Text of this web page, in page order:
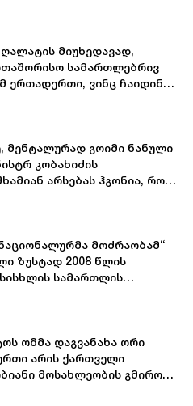
მიუხედავად,
სამართლებრივ
ერთადერთი, ვინც ჩაიდინა
მენტალურად გოიმი ნანული
კობახიძის
არსებას ჰგონია, რომ
მოძრაობამ“
ზუსტად 2008 წლის
სისხლის სამართლის
მოვიდა ეს
მაგრამ გულწრფელი,
აღიარებაში და
მუხლი
ომმა დაგვანახა ორი
არის ქართველი
მოსახლეობის გმირობა